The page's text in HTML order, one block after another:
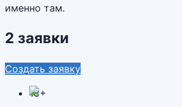
именно там.
2 заявки
Создать заявку
18+